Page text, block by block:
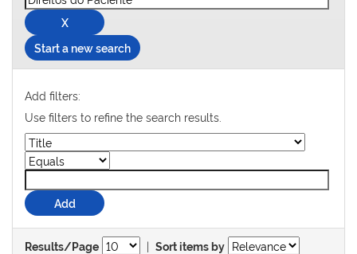
Start a new search
Add filters:
Use filters to refine the search results.
Results/Page | Sort items by